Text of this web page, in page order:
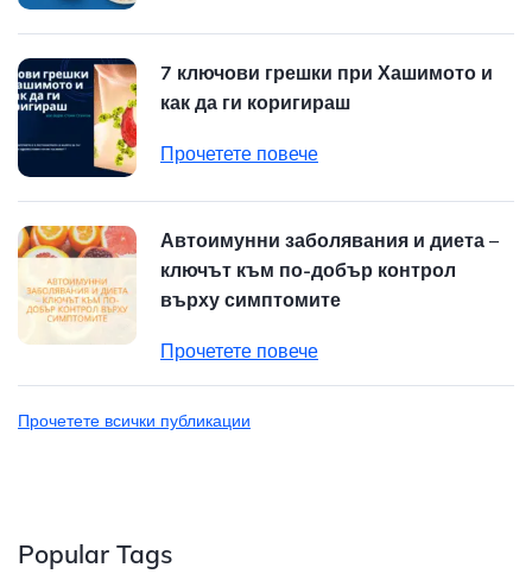
7 ключови грешки при Хашимото и
как да ги коригираш
Прочетете повече
Автоимунни заболявания и диета –
ключът към по-добър контрол
върху симптомите
Прочетете повече
Прочетете всички публикации
Popular Tags